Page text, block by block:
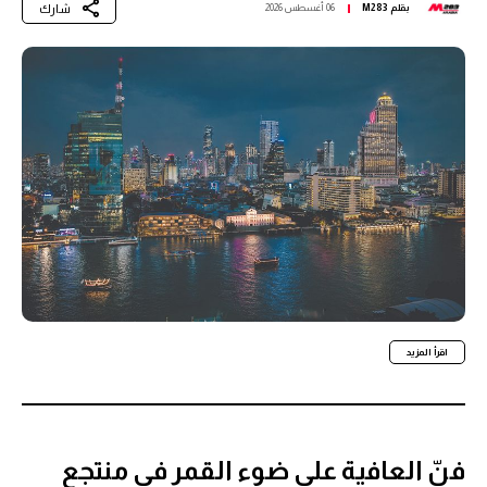
بقلم M283 06 أغسطس 2026 شارك
اقرأ المزيد
فنّ العافية على ضوء القمر في منتجع